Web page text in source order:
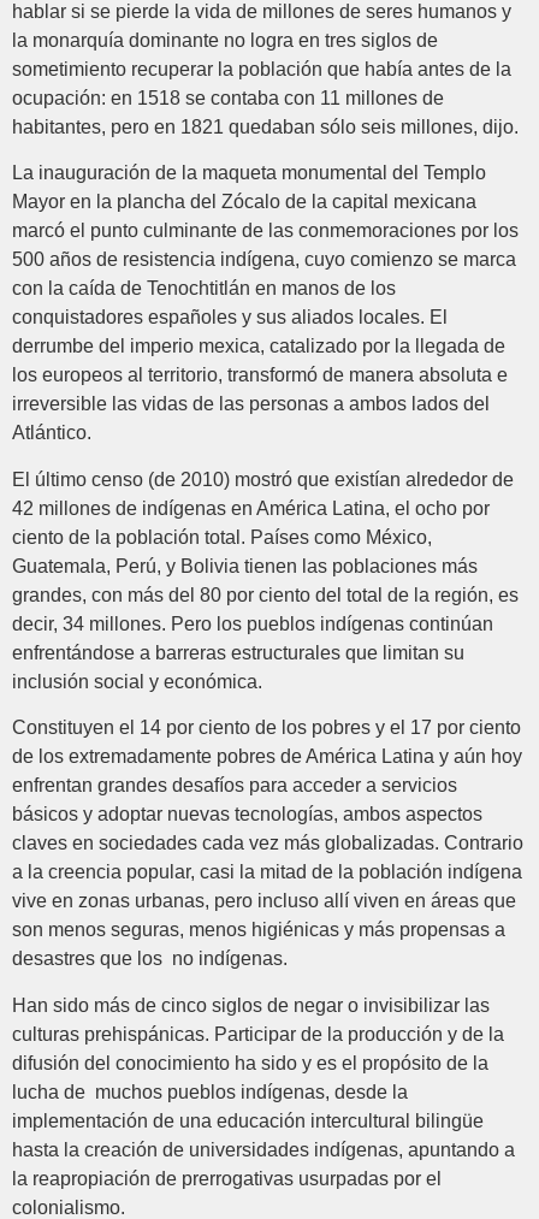
hablar si se pierde la vida de millones de seres humanos y
la monarquía dominante no logra en tres siglos de
sometimiento recuperar la población que había antes de la
ocupación: en 1518 se contaba con 11 millones de
habitantes, pero en 1821 quedaban sólo seis millones, dijo.
La inauguración de la maqueta monumental del Templo
Mayor en la plancha del Zócalo de la capital mexicana
marcó el punto culminante de las conmemoraciones por los
500 años de resistencia indígena, cuyo comienzo se marca
con la caída de Tenochtitlán en manos de los
conquistadores españoles y sus aliados locales. El
derrumbe del imperio mexica, catalizado por la llegada de
los europeos al territorio, transformó de manera absoluta e
irreversible las vidas de las personas a ambos lados del
Atlántico.
El último censo (de 2010) mostró que existían alrededor de
42 millones de indígenas en América Latina, el ocho por
ciento de la población total. Países como México,
Guatemala, Perú, y Bolivia tienen las poblaciones más
grandes, con más del 80 por ciento del total de la región, es
decir, 34 millones. Pero los pueblos indígenas continúan
enfrentándose a barreras estructurales que limitan su
inclusión social y económica.
Constituyen el 14 por ciento de los pobres y el 17 por ciento
de los extremadamente pobres de América Latina y aún hoy
enfrentan grandes desafíos para acceder a servicios
básicos y adoptar nuevas tecnologías, ambos aspectos
claves en sociedades cada vez más globalizadas. Contrario
a la creencia popular, casi la mitad de la población indígena
vive en zonas urbanas, pero incluso allí viven en áreas que
son menos seguras, menos higiénicas y más propensas a
desastres que los no indígenas.
Han sido más de cinco siglos de negar o invisibilizar las
culturas prehispánicas. Participar de la producción y de la
difusión del conocimiento ha sido y es el propósito de la
lucha de muchos pueblos indígenas, desde la
implementación de una educación intercultural bilingüe
hasta la creación de universidades indígenas, apuntando a
la reapropiación de prerrogativas usurpadas por el
colonialismo.